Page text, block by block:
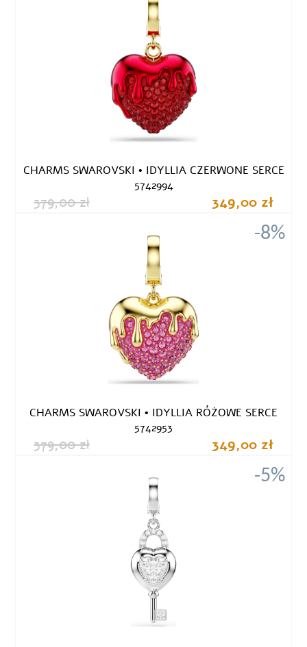
CHARMS SWAROVSKI • IDYLLIA CZERWONE SERCE
5742994
379,00 zł 349,00 zł
-8%
CHARMS SWAROVSKI • IDYLLIA RÓŻOWE SERCE
5742953
379,00 zł 349,00 zł
-5%